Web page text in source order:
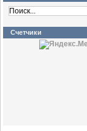
Счетчики